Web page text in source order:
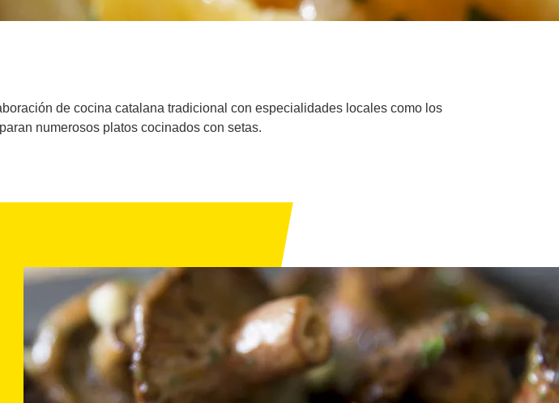
de cocina catalana tradicional con especialidades locales como los
numerosos platos cocinados con setas.